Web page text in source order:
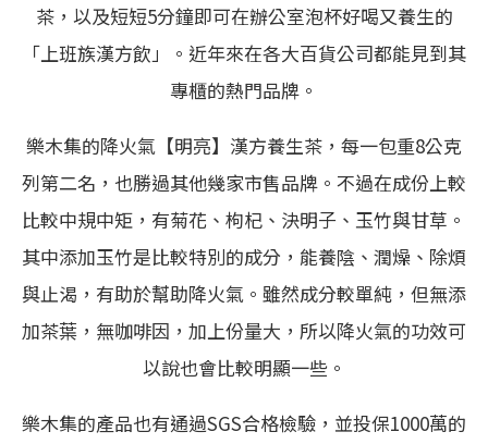
茶，以及短短5分鐘即可在辦公室泡杯好喝又養生的
「上班族漢方飲」。近年來在各大百貨公司都能見到其
專櫃的熱門品牌。
樂木集的降火氣【明亮】漢方養生茶，每一包重8公克
列第二名，也勝過其他幾家市售品牌。不過在成份上較
比較中規中矩，有菊花、枸杞、決明子、玉竹與甘草。
其中添加玉竹是比較特別的成分，能養陰、潤燥、除煩
與止渴，有助於幫助降火氣。雖然成分較單純，但無添
加茶葉，無咖啡因，加上份量大，所以降火氣的功效可
以說也會比較明顯一些。
樂木集的產品也有通過SGS合格檢驗，並投保1000萬的